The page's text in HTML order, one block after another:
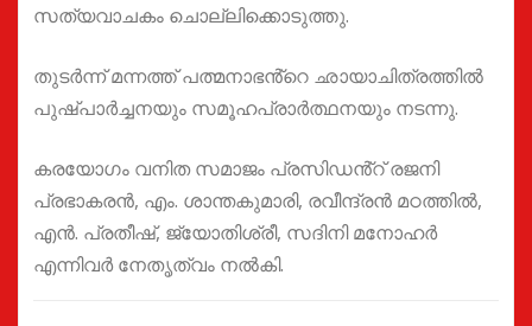
സത്യവാചകം ചൊല്ലിക്കൊടുത്തു.
തുടർന്ന് മന്നത്ത് പത്മനാഭൻ്റെ ഛായാചിത്രത്തിൽ
പുഷ്‌പാർച്ചനയും സമൂഹപ്രാർത്ഥനയും നടന്നു.
കരയോഗം വനിത സമാജം പ്രസിഡൻ്റ് രജനി
പ്രഭാകരൻ, എം. ശാന്തകുമാരി, രവീന്ദ്രൻ മഠത്തിൽ,
എൻ. പ്രതീഷ്, ജ്യോതിശ്രീ, സദിനി മനോഹർ
എന്നിവർ നേതൃത്വം നൽകി.